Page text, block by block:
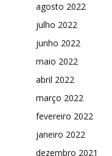
agosto 2022
julho 2022
junho 2022
maio 2022
abril 2022
março 2022
fevereiro 2022
janeiro 2022
dezembro 2021